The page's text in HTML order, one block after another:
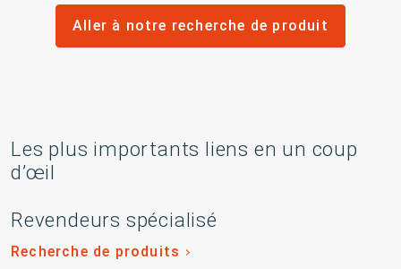
Aller à notre recherche de produit
Les plus importants liens en un coup
d’œil
Revendeurs spécialisé
Recherche de produits